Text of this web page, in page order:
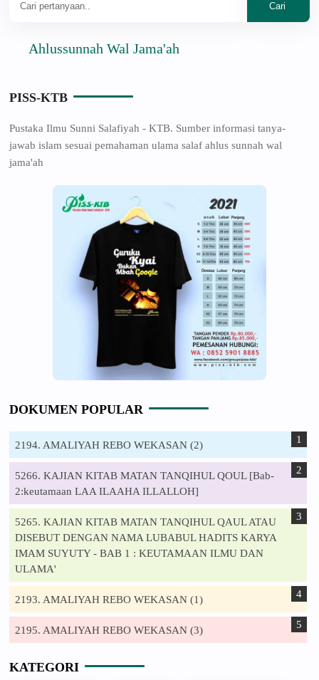
Ahlussunnah Wal Jama'ah
PISS-KTB
Pustaka Ilmu Sunni Salafiyah - KTB. Sumber informasi tanya-
jawab islam sesuai pemahaman ulama salaf ahlus sunnah wal
jama'ah
DOKUMEN POPULAR
2194. AMALIYAH REBO WEKASAN (2)
5266. KAJIAN KITAB MATAN TANQIHUL QOUL [Bab-
2:keutamaan LAA ILAAHA ILLALLOH]
5265. KAJIAN KITAB MATAN TANQIHUL QAUL ATAU
DISEBUT DENGAN NAMA LUBABUL HADITS KARYA
IMAM SUYUTY - BAB 1 : KEUTAMAAN ILMU DAN
ULAMA'
2193. AMALIYAH REBO WEKASAN (1)
2195. AMALIYAH REBO WEKASAN (3)
KATEGORI